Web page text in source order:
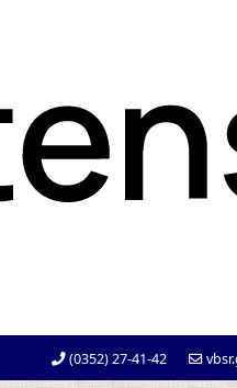
(0352) 27-41-42